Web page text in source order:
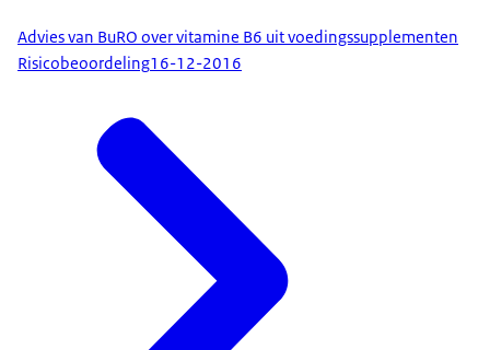
Advies van BuRO over vitamine B6 uit voedingssupplementen
Risicobeoordeling16-12-2016